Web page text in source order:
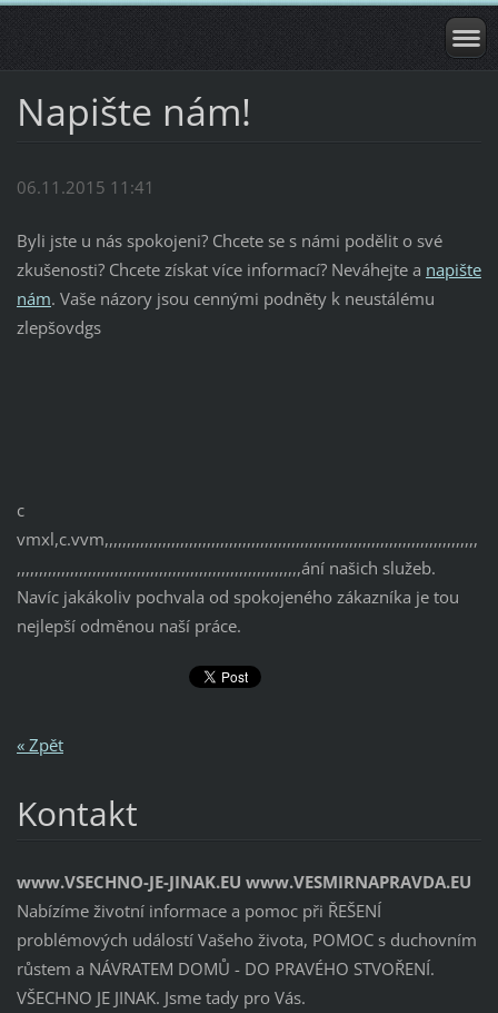
Napište nám!
06.11.2015 11:41
Byli jste u nás spokojeni? Chcete se s námi podělit o své
zkušenosti? Chcete získat více informací? Neváhejte a napište
nám. Vaše názory jsou cennými podněty k neustálému
zlepšovdgs
c
vmxl,c.vvm,,,,,,,,,,,,,,,,,,,,,,,,,,,,,,,,,,,,,,,,,,,,,,,,,,,,,,,,,,,,,,,,,,,,,,,,,,,,,,,,,,,,
,,,,,,,,,,,,,,,,,,,,,,,,,,,,,,,,,,,,,,,,,,,,,,,,,,,,,,,,,,,,,,,,ání našich služeb.
Navíc jakákoliv pochvala od spokojeného zákazníka je tou
nejlepší odměnou naší práce.
« Zpět
Kontakt
www.VSECHNO-JE-JINAK.EU www.VESMIRNAPRAVDA.EU
Nabízíme životní informace a pomoc při ŘEŠENÍ
problémových událostí Vašeho života, POMOC s duchovním
růstem a NÁVRATEM DOMŮ - DO PRAVÉHO STVOŘENÍ.
VŠECHNO JE JINAK. Jsme tady pro Vás.